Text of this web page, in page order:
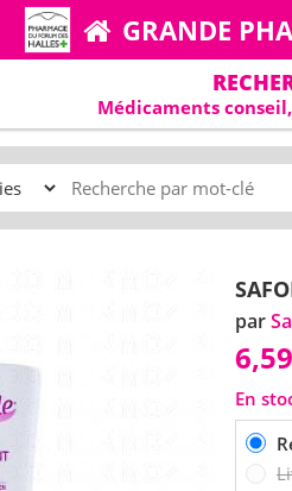
GRANDE
Médicaments
par
6,59
En